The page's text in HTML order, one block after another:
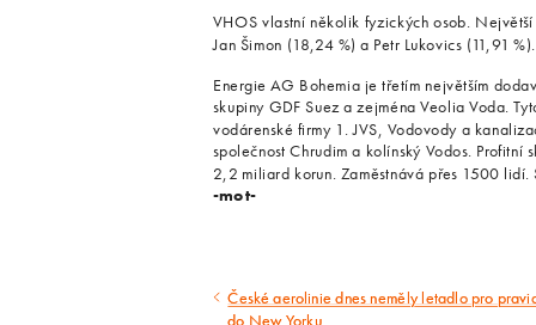
VHOS vlastní několik fyzických osob.
Jan Šimon (18,24 %) a Petr Lukovics (11,91
Energie AG Bohemia je třetím největším
skupiny GDF Suez a zejména Veolia Voda.
vodárenské firmy 1. JVS, Vodovody a
společnost Chrudim a kolínský Vodos.
2,2 miliard korun. Zaměstnává přes 1500 lidí.
-mot-
Předcházející
České aerolinie dnes neměly letadlo pro
do New Yorku